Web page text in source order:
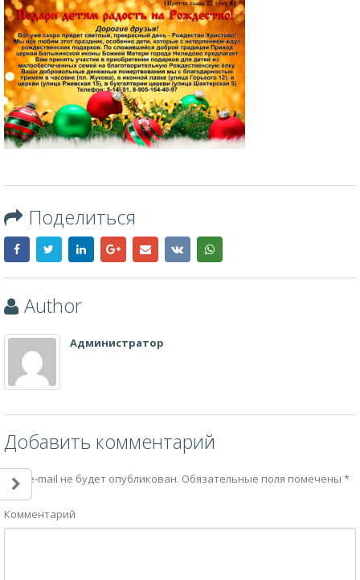
Поделиться
Author
Администратор
Добавить комментарий
Ваш e-mail не будет опубликован. Обязательные поля помечены *
Комментарий